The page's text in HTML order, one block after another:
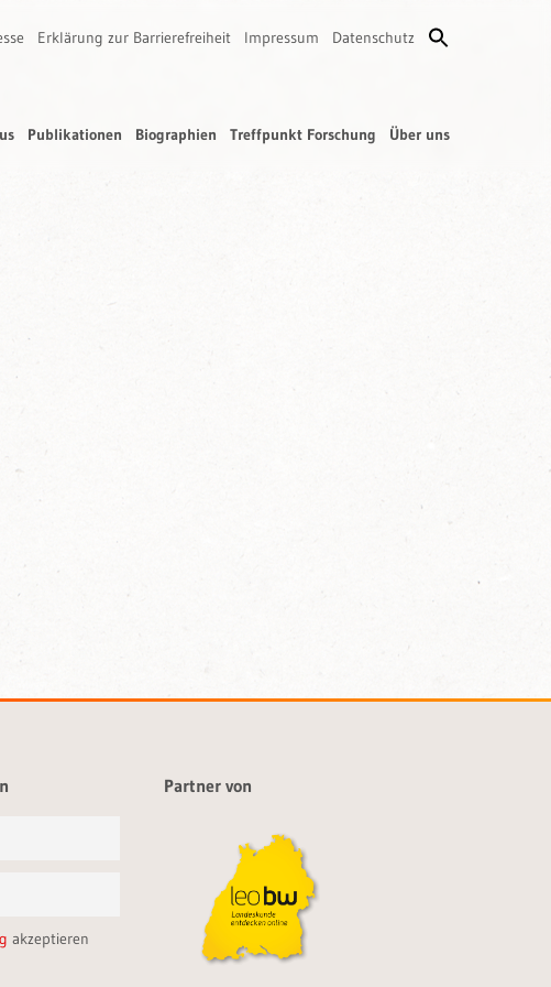
Erklärung zur Barrierefreiheit Impressum Datenschutz
Publikationen Biographien Treffpunkt Forschung Über uns
akzeptieren
Partner von